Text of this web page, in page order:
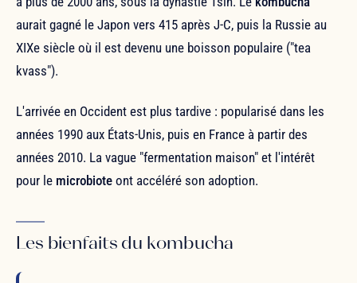
aurait gagné le Japon vers 415 après J-C, puis la Russie au
XIXe siècle où il est devenu une boisson populaire ("tea
kvass").
L'arrivée en Occident est plus tardive : popularisé dans les
années 1990 aux États-Unis, puis en France à partir des
années 2010. La vague "fermentation maison" et l'intérêt
pour le microbiote ont accéléré son adoption.
Les bienfaits du kombucha